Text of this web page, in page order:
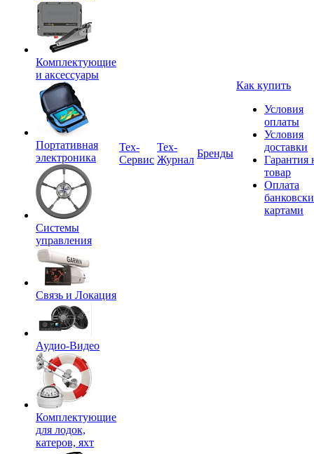
Комплектующие
и аксессуары
Портативная
электроника
Системы
управления
Связь и Локация
Аудио-Видео
Комплектующие
для лодок,
катеров, яхт
Tex-
Сервис
Тех-
Журнал
Бренды
Как купить
Условия
оплаты
Условия
доставки
Гарантия
товар
Оплата
картами